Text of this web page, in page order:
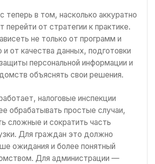
теперь в том, насколько аккуратно
перейти от стратегии к практике.
не только от программ и
и от качества данных, подготовки
персональной информации и
объяснять свои решения.
налоговые инспекции
обрабатывать простые случаи,
сложные и сократить часть
Для граждан это должно
ожидания и более понятный
Для администрации —